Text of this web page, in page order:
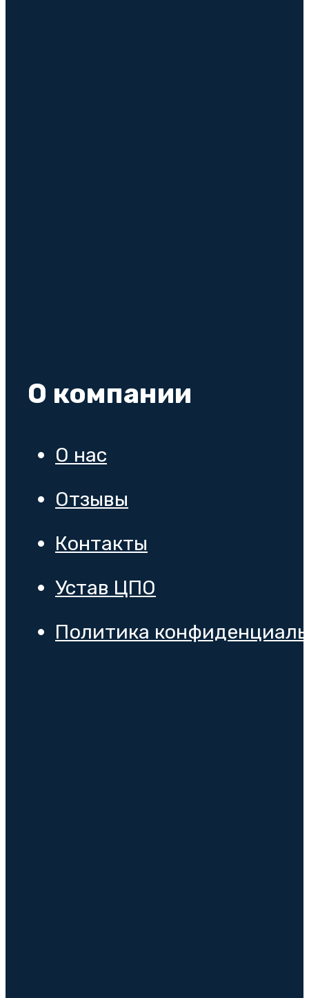
О компании
О нас
Отзывы
Контакты
Устав ЦПО
Политика